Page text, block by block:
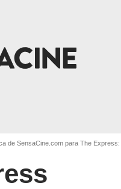
de SensaCine.com para The